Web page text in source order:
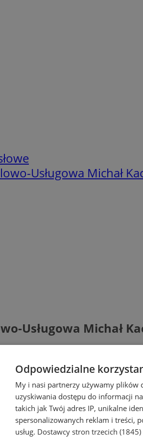
Usługowa Michał
Usługowa Michał
Odpowiedzialne
My i nasi partnerzy używamy plików
uzyskiwania dostępu do informacji
takich jak Twój adres IP, unikalne
spersonalizowanych reklam i treści,
usług. Dostawcy stron trzecich (1845)